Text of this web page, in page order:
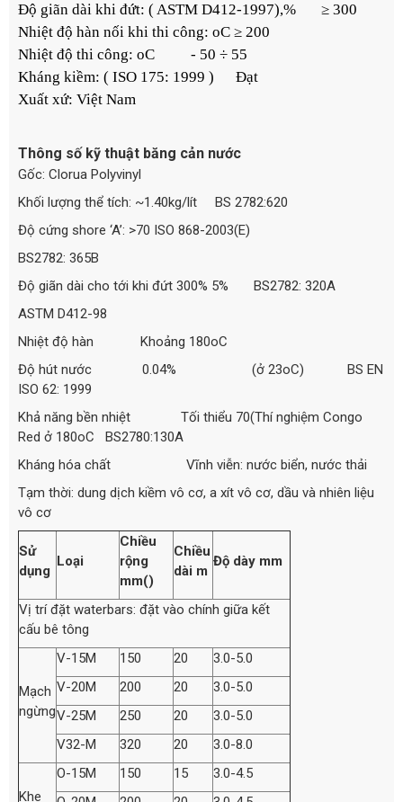
Độ giãn dài khi đứt: ( ASTM D412-1997),% ≥ 300
Nhiệt độ hàn nối khi thi công: oC ≥ 200
Nhiệt độ thi công: oC - 50 ÷ 55
Kháng kiềm: ( ISO 175: 1999 ) Đạt
Xuất xứ: Việt Nam
Thông số kỹ thuật băng cản nước
Gốc: Clorua Polyvinyl
Khối lượng thể tích: ~1.40kg/lít BS 2782:620
Độ cứng shore ‘A’: >70 ISO 868-2003(E)
BS2782: 365B
Độ giãn dài cho tới khi đứt 300% 5% BS2782: 320A
ASTM D412-98
Nhiệt độ hàn Khoảng 180oC
Độ hút nước 0.04% (ở 23oC) BS EN
ISO 62: 1999
Khả năng bền nhiệt Tối thiểu 70(Thí nghiệm Congo
Red ở 180oC BS2780:130A
Kháng hóa chất Vĩnh viễn: nước biển, nước thải
Tạm thời: dung dịch kiềm vô cơ, a xít vô cơ, dầu và nhiên liệu
vô cơ
Sử
dụng
Loại
Chiều
rộng
mm()
Chiều
dài m
Độ dày mm
Vị trí đặt waterbars: đặt vào chính giữa kết
cấu bê tông
Mạch
ngừng
V-15M 150 20
3.0-5.0
V-20M
200 20
3.0-5.0
V-25M
250 20
3.0-5.0
V32-M
320 20 3.0-8.0
Khe
O-15M 150 15
3.0-4.5